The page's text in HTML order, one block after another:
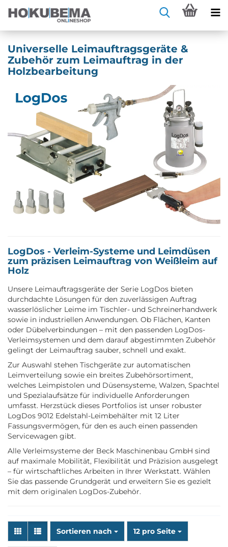
Universelle Leimauftragsgeräte &
Zubehör zum Leimauftrag in der
Holzbearbeitung
LogDos - Verleim-Systeme und Leimdüsen
zum präzisen Leimauftrag von Weißleim auf
Holz
Unsere Leimauftragsgeräte der Serie LogDos bieten
durchdachte Lösungen für den zuverlässigen Auftrag
wasserlöslicher Leime im Tischler- und Schreinerhandwerk
sowie in industriellen Anwendungen. Ob Flächen, Kanten
oder Dübelverbindungen – mit den passenden LogDos-
Verleimsystemen und dem darauf abgestimmten Zubehör
gelingt der Leimauftrag sauber, schnell und exakt.
Zur Auswahl stehen Tischgeräte zur automatischen
Leimverteilung sowie ein breites Zubehörsortiment,
welches Leimpistolen und Düsensysteme, Walzen, Spachtel
und Spezialaufsätze für individuelle Anforderungen
umfasst. Herzstück dieses Portfolios ist unser robuster
LogDos 9012 Edelstahl-Leimbehälter mit 12 Liter
Fassungsvermögen, für den es auch einen passenden
Servicewagen gibt.
Alle Verleimsysteme der Beck Maschinenbau GmbH sind
auf maximale Mobilität, Flexibilität und Präzision ausgelegt
– für wirtschaftliches Arbeiten in Ihrer Werkstatt. Wählen
Sie das passende Grundgerät und erweitern Sie es gezielt
mit dem originalen LogDos-Zubehör.
Sortieren nach 12 pro Seite